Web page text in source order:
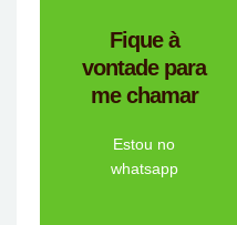
Fique à
vontade para
me chamar
Estou no
whatsapp
Tem dúvidas se a
Personalizado é a
empresa de
brindes certa para